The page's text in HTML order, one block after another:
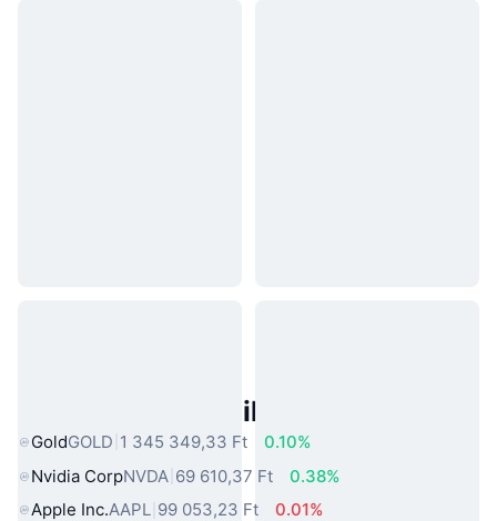
Népszerű Való Világbeli Eszközök
GoldGOLD 1 345 349,33 Ft
0.10%
Nvidia CorpNVDA 69 610,37 Ft
0.38%
Apple Inc.AAPL 99 053,23 Ft 0.01%